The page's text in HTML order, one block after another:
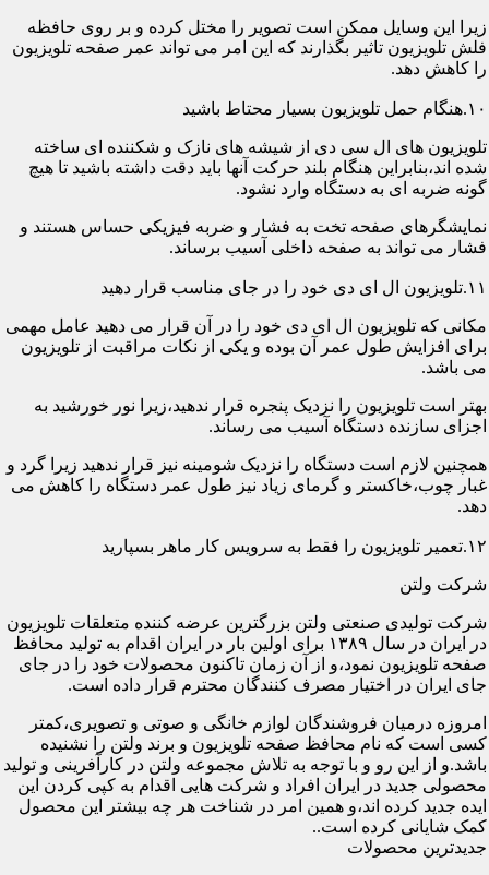
زیرا این وسایل ممکن است تصویر را مختل کرده و بر روی حافظه
فلش تلویزیون تاثیر بگذارند که این امر می تواند عمر صفحه تلویزیون
را کاهش دهد.
۱۰.هنگام حمل تلویزیون بسیار محتاط باشید
تلویزیون های ال سی دی از شیشه های نازک و شکننده ای ساخته
شده اند،بنابراین هنگام بلند حرکت آنها باید دقت داشته باشید تا هیچ
گونه ضربه ای به دستگاه وارد نشود.
نمایشگرهای صفحه تخت به فشار و ضربه فیزیکی حساس هستند و
فشار می تواند به صفحه داخلی آسیب برساند.
۱۱.تلویزیون ال ای دی خود را در جای مناسب قرار دهید
مکانی که تلویزیون ال ای دی خود را در آن قرار می دهید عامل مهمی
برای افزایش طول عمر آن بوده و یکی از نکات مراقبت از تلویزیون
می باشد.
بهتر است تلویزیون را نزدیک پنجره قرار ندهید،زیرا نور خورشید به
اجزای سازنده دستگاه آسیب می رساند.
همچنین لازم است دستگاه را نزدیک شومینه نیز قرار ندهید زیرا گرد و
غبار چوب،خاکستر و گرمای زیاد نیز طول عمر دستگاه را کاهش می
دهد.
۱۲.تعمیر تلویزیون را فقط به سرویس کار ماهر بسپارید
شرکت ولتن
شرکت تولیدی صنعتی ولتن بزرگترین عرضه کننده متعلقات تلویزیون
در ایران در سال ۱۳۸۹ برای اولین بار در ایران اقدام به تولید محافظ
صفحه تلویزیون نمود،و از آن زمان تاکنون محصولات خود را در جای
جای ایران در اختیار مصرف کنندگان محترم قرار داده است.
امروزه درمیان فروشندگان لوازم خانگی و صوتی و تصویری،کمتر
کسی است که نام محافظ صفحه تلویزیون و برند ولتن را نشنیده
باشد.و از این رو و با توجه به تلاش مجموعه ولتن در کارآفرینی و تولید
محصولی جدید در ایران افراد و شرکت هایی اقدام به کپی کردن این
ایده جدید کرده اند،و همین امر در شناخت هر چه بیشتر این محصول
کمک شایانی کرده است..
جدیدترین محصولات